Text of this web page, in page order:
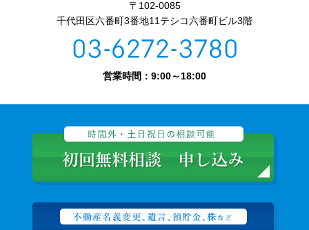
〒102-0085
千代田区六番町3番地11テシコ六番町ビル3階
営業時間：9:00～18:00